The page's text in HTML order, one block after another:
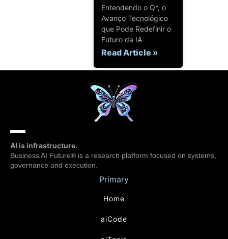
Entendendo o Q*, o
Avanço Tecnológico
que Pode Redefinir o
Futuro da IA
Read Article »
AI is infrastructure.
Business AI Future® is a research platform focused on systems,
governance and execution.
Primary
Home
aiCode